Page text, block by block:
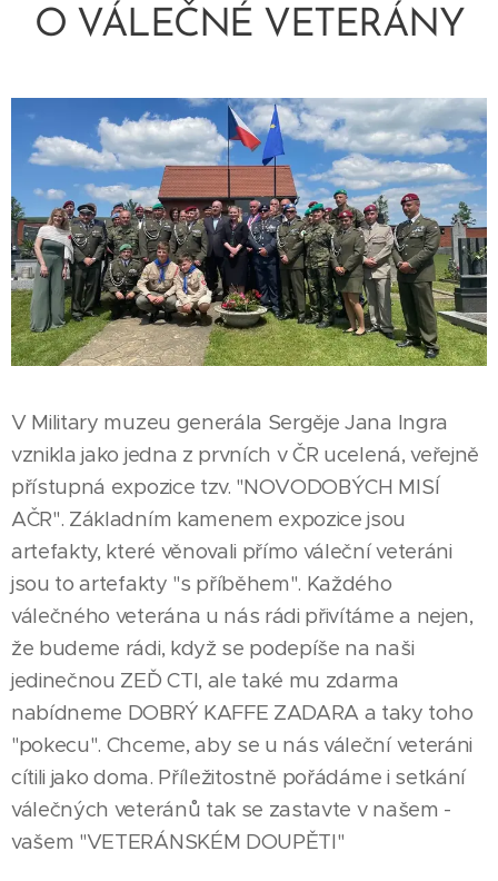
O VÁLEČNÉ VETERÁNY
V Military muzeu generála Sergěje Jana Ingra
vznikla jako jedna z prvních v ČR ucelená, veřejně
přístupná expozice tzv. "NOVODOBÝCH MISÍ
AČR". Základním kamenem expozice jsou
artefakty, které věnovali přímo váleční veteráni
jsou to artefakty "s příběhem". Každého
válečného veterána u nás rádi přivítáme a nejen,
že budeme rádi, když se podepíše na naši
jedinečnou ZEĎ CTI, ale také mu zdarma
nabídneme DOBRÝ KAFFE ZADARA a taky toho
"pokecu". Chceme, aby se u nás váleční veteráni
cítili jako doma. Příležitostně pořádáme i setkání
válečných veteránů tak se zastavte v našem -
vašem "VETERÁNSKÉM DOUPĚTI"